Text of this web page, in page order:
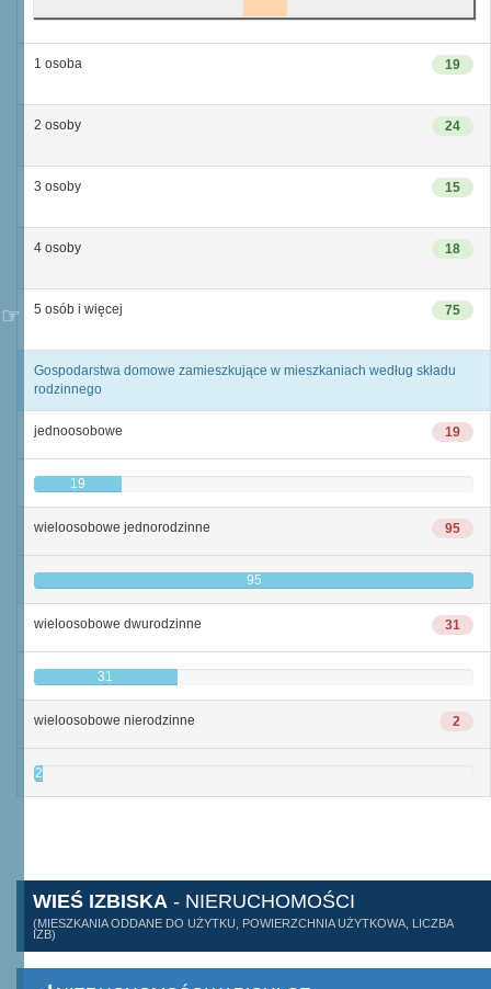
19
1 osoba
24
2 osoby
15
3 osoby
18
4 osoby
75
5 osób i więcej
Gospodarstwa domowe zamieszkujące w mieszkaniach według składu
rodzinnego
19
jednoosobowe
19
95
wieloosobowe jednorodzinne
95
31
wieloosobowe dwurodzinne
31
2
wieloosobowe nierodzinne
2
WIEŚ IZBISKA - NIERUCHOMOŚCI
(MIESZKANIA ODDANE DO UŻYTKU, POWIERZCHNIA UŻYTKOWA, LICZBA
IZB)